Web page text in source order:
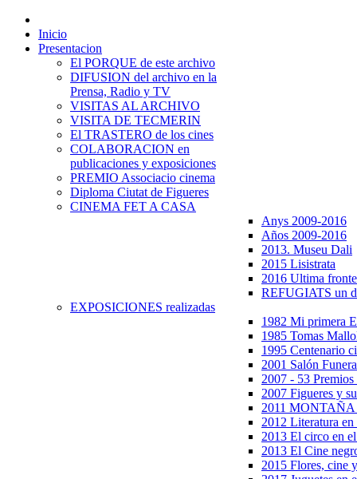
Inicio
Presentacion
El PORQUE de este archivo
DIFUSION del archivo en la
Prensa, Radio y TV
VISITAS AL ARCHIVO
VISITA DE TECMERIN
El TRASTERO de los cines
COLABORACION en
publicaciones y exposiciones
PREMIO Associacio cinema
Diploma Ciutat de Figueres
CINEMA FET A CASA
Anys 2009-2016
Años 2009-2016
2013. Museu Dali
2015 Lisistrata
2016 Ultima
REFUGIATS un
EXPOSICIONES realizadas
1982 Mi primera
1985 Tomas
1995 Centenario
2001 Salón
2007 - 53 Premios
2007 Figueres y
2011 MONTAÑA
2012 Literatura en
2013 El circo en
2013 El Cine
2015 Flores, cine